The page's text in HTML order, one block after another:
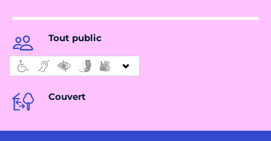
Tout public
Couvert